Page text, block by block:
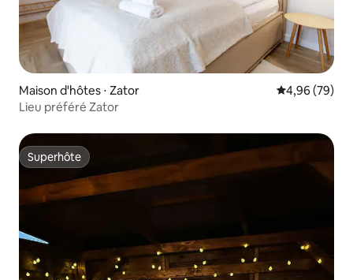
Maison d'hôtes ⋅ Zator Évaluation
4,96 (79)
Lieu préféré Zator
Superhôte
Superhôte